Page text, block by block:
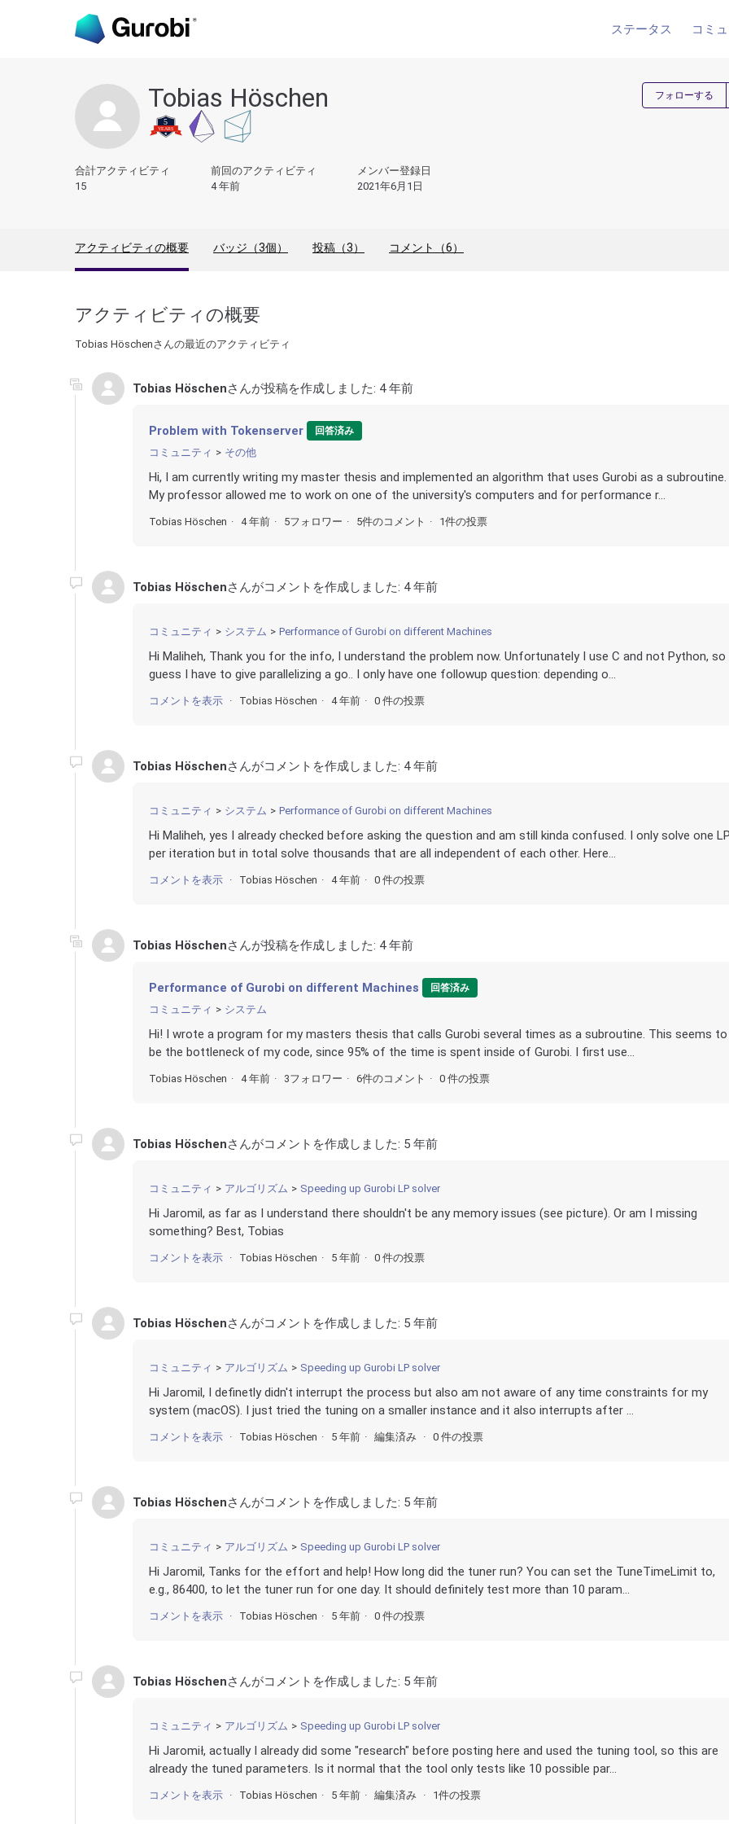
ステータス コミ
Tobias Höschen フォローする
合計アクティビティ
15
前回のアクティビティ
4 年前
メンバー登録日
2021年6月1日
アクティビティの概要 バッジ（3個） 投稿（3） コメント（6）
アクティビティの概要
Tobias Höschenさんの最近のアクティビティ
Tobias Höschenさんが投稿を作成しました: 4 年前
Problem with Tokenserver 回答済み
コミュニティ その他
Hi, I am currently writing my master thesis and implemented an algorithm that uses Gurobi as a subroutine.
My professor allowed me to work on one of the university's computers and for performance r...
Tobias Höschen 4 年前 5フォロワー 5件のコメント 1件の投票
Tobias Höschenさんがコメントを作成しました: 4 年前
コミュニティ システム Performance of Gurobi on different Machines
Hi Maliheh, Thank you for the info, I understand the problem now. Unfortunately I use C and not Python, so
guess I have to give parallelizing a go.. I only have one followup question: depending o...
コメントを表示 Tobias Höschen 4 年前 0 件の投票
Tobias Höschenさんがコメントを作成しました: 4 年前
コミュニティ システム Performance of Gurobi on different Machines
Hi Maliheh, yes I already checked before asking the question and am still kinda confused. I only solve one
per iteration but in total solve thousands that are all independent of each other. Here...
コメントを表示 Tobias Höschen 4 年前 0 件の投票
Tobias Höschenさんが投稿を作成しました: 4 年前
Performance of Gurobi on different Machines 回答済み
コミュニティ システム
Hi! I wrote a program for my masters thesis that calls Gurobi several times as a subroutine. This seems to
be the bottleneck of my code, since 95% of the time is spent inside of Gurobi. I first use...
Tobias Höschen 4 年前 3フォロワー 6件のコメント 0 件の投票
Tobias Höschenさんがコメントを作成しました: 5 年前
コミュニティ アルゴリズム Speeding up Gurobi LP solver
Hi Jaromil, as far as I understand there shouldn't be any memory issues (see picture). Or am I missing
something? Best, Tobias
コメントを表示 Tobias Höschen 5 年前 0 件の投票
Tobias Höschenさんがコメントを作成しました: 5 年前
コミュニティ アルゴリズム Speeding up Gurobi LP solver
Hi Jaromil, I definetly didn't interrupt the process but also am not aware of any time constraints for my
system (macOS). I just tried the tuning on a smaller instance and it also interrupts after ...
コメントを表示 Tobias Höschen 5 年前 編集済み 0 件の投票
Tobias Höschenさんがコメントを作成しました: 5 年前
コミュニティ アルゴリズム Speeding up Gurobi LP solver
Hi Jaromil, Tanks for the effort and help! How long did the tuner run? You can set the TuneTimeLimit to,
e.g., 86400, to let the tuner run for one day. It should definitely test more than 10 param...
コメントを表示 Tobias Höschen 5 年前 0 件の投票
Tobias Höschenさんがコメントを作成しました: 5 年前
コミュニティ アルゴリズム Speeding up Gurobi LP solver
Hi Jaromił, actually I already did some "research" before posting here and used the tuning tool, so this are
already the tuned parameters. Is it normal that the tool only tests like 10 possible par...
コメントを表示 Tobias Höschen 5 年前 編集済み 1件の投票